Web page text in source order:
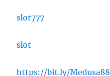
slot777
slot
https://bit.ly/Medusa88